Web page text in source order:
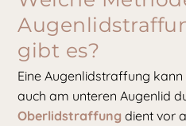
gibt es?
Eine Augenlidstraffung
auch am unteren Augenlid
Oberlidstraffung dient vor